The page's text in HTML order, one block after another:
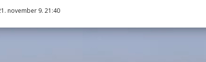
november 9. 21:40